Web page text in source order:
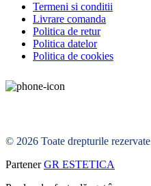
Termeni si conditii
Livrare comanda
Politica de retur
Politica datelor
Politica de cookies
© 2026 Toate drepturile rezervate
PartenerGR ESTETICA